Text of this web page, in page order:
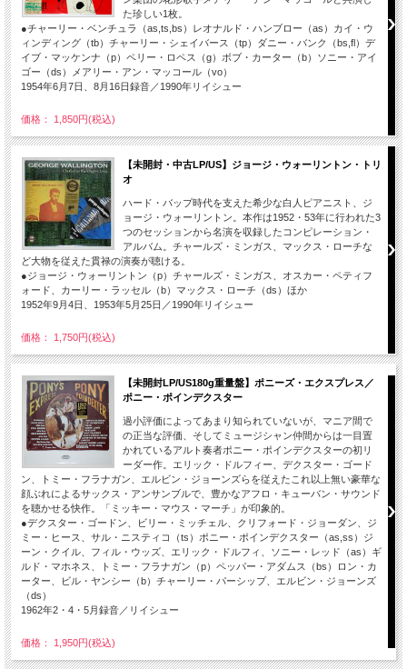
た珍しい1枚。
●チャーリー・ベンチュラ（as,ts,bs）レオナルド・ハンブロー（as）カイ・ウ
ィンディング（tb）チャーリー・シェイバース（tp）ダニー・バンク（bs,fl）デ
イブ・マッケンナ（p）ペリー・ロペス（g）ボブ・カーター（b）ソニー・アイ
ゴー（ds）メアリー・アン・マッコール（vo）
1954年6月7日、8月16日録音／1990年リイシュー
価格： 1,850円(税込)
【未開封・中古LP/US】ジョージ・ウォーリントン・トリ
オ
ハード・バップ時代を支えた希少な白人ピアニスト、ジ
ョージ・ウォーリントン。本作は1952・53年に行われた3
つのセッションから名演を収録したコンピレーション・
アルバム。チャールズ・ミンガス、マックス・ローチな
ど大物を従えた貫禄の演奏が聴ける。
●ジョージ・ウォーリントン（p）チャールズ・ミンガス、オスカー・ペティフ
ォード、カーリー・ラッセル（b）マックス・ローチ（ds）ほか
1952年9月4日、1953年5月25日／1990年リイシュー
価格： 1,750円(税込)
【未開封LP/US180g重量盤】ポニーズ・エクスプレス／
ポニー・ポインデクスター
過小評価によってあまり知られていないが、マニア間で
の正当な評価、そしてミュージシャン仲間からは一目置
かれているアルト奏者ポニー・ポインデクスターの初リ
ーダー作。エリック・ドルフィー、デクスター・ゴード
ン、トミー・フラナガン、エルビン・ジョーンズらを従えたこれ以上無い豪華な
顔ぶれによるサックス・アンサンブルで、豊かなアフロ・キューバン・サウンド
を聴かせる快作。「ミッキー・マウス・マーチ」が印象的。
●デクスター・ゴードン、ビリー・ミッチェル、クリフォード・ジョーダン、ジ
ミー・ヒース、サル・ニスティコ（ts）ポニー・ポインデクスター（as,ss）ジ
ーン・クイル、フィル・ウッズ、エリック・ドルフィ、ソニー・レッド（as）ギ
ルド・マホネス、トミー・フラナガン（p）ペッパー・アダムス（bs）ロン・カ
ーター、ビル・ヤンシー（b）チャーリー・パーシップ、エルビン・ジョーンズ
（ds）
1962年2・4・5月録音／リイシュー
価格： 1,950円(税込)